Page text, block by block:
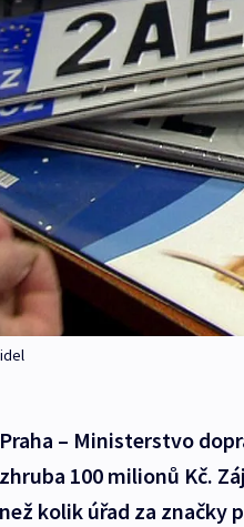
Praha – Ministerstvo
zhruba 100 milionů Kč.
než kolik úřad za